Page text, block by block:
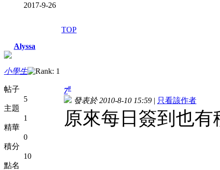
2017-9-26
TOP
Alyssa
小學生
帖子
5
主題
1
精華
0
積分
10
點名
7#
發表於 2010-8-10 15:59 | 只看該作者
原來每日簽到也有